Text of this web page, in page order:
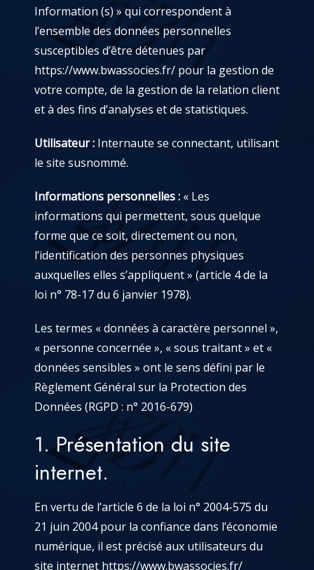
Information (s) » qui correspondent à
l’ensemble des données personnelles
susceptibles d’être détenues par
https://www.bwassocies.fr/ pour la gestion de
votre compte, de la gestion de la relation client
et à des fins d’analyses et de statistiques.
Utilisateur : Internaute se connectant, utilisant
le site susnommé.
Informations personnelles : « Les
informations qui permettent, sous quelque
forme que ce soit, directement ou non,
l’identification des personnes physiques
auxquelles elles s’appliquent » (article 4 de la
loi n° 78-17 du 6 janvier 1978).
Les termes « données à caractère personnel »,
« personne concernée », « sous traitant » et «
données sensibles » ont le sens défini par le
Règlement Général sur la Protection des
Données (RGPD : n° 2016-679)
1. Présentation du site
internet.
En vertu de l’article 6 de la loi n° 2004-575 du
21 juin 2004 pour la confiance dans l’économie
numérique, il est précisé aux utilisateurs du
site internet https://www.bwassocies.fr/